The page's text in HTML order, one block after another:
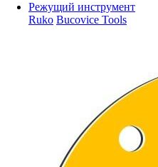
Режущий инструмент
Ruko Bucovice Tools